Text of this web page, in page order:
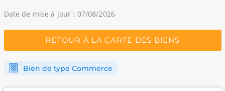
Date de mise à jour : 07/08/2026
RETOUR À LA CARTE DES BIENS
Bien de type Commerce